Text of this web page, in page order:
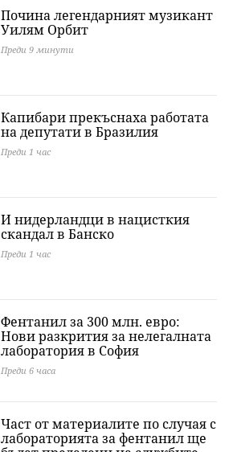
Почина легендарният музикант
Уилям Орбит
Преди 9 минути
Капибари прекъснаха работата
на депутати в Бразилия
Преди 1 час
И нидерландци в нацисткия
скандал в Банско
Преди 1 час
Фентанил за 300 млн. евро:
Нови разкрития за нелегалната
лаборатория в София
Преди 6 часа
Част от материалите по случая с
лабораторията за фентанил ще